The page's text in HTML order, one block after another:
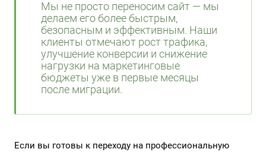
Мы не просто переносим сайт — мы
делаем его более быстрым,
безопасным и эффективным. Наши
клиенты отмечают рост трафика,
улучшение конверсии и снижение
нагрузки на маркетинговые
бюджеты уже в первые месяцы
после миграции.
Если вы готовы к переходу на профессиональную